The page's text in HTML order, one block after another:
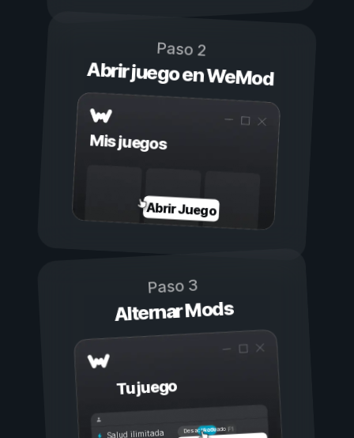
Paso 2
Abrir juego en WeMod
Mis juegos
Abrir Juego
Paso 3
Alternar Mods
Tu juego
Activado
Desactivado
Salud ilimitada